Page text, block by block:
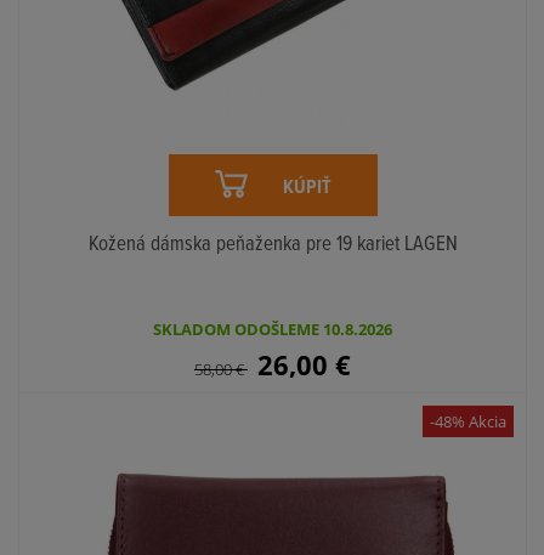
KÚPIŤ
Kožená dámska peňaženka pre 19 kariet LAGEN
SKLADOM ODOŠLEME 10.8.2026
58,00€ 26,00 €
-48% Akcia